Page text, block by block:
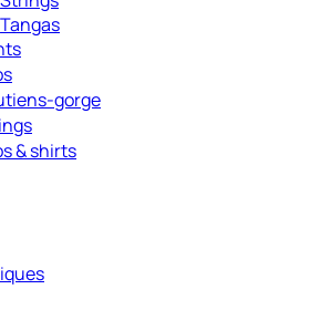
Tangas
gorge
& shirts